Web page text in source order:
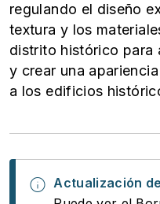
regulando el diseño
textura y los
distrito histórico para
y crear una
a los edificios
Actualización